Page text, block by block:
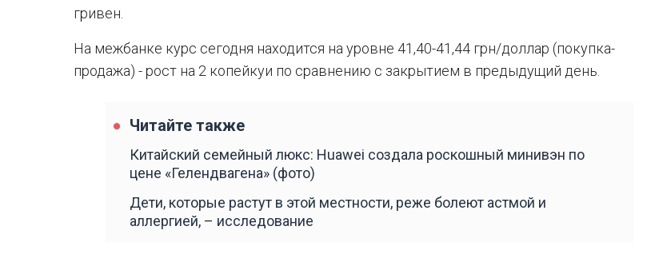
гривен.
На межбанке курс сегодня находится на уровне 41,40-41,44 грн/доллар (покупка-
продажа) - рост на 2 копейкуи по сравнению с закрытием в предыдущий день.
Читайте также
Китайский семейный люкс: Huawei создала роскошный минивэн по
цене «Гелендвагена» (фото)
Дети, которые растут в этой местности, реже болеют астмой и
аллергией, – исследование